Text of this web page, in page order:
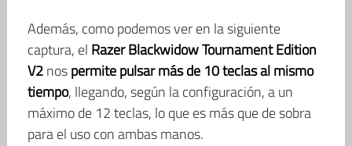
Además, como podemos ver en la siguiente
captura, el Razer Blackwidow Tournament Edition
V2nospermite pulsar más de 10 teclas al mismo
tiempo, llegando, según la configuración, a un
máximo de 12 teclas, lo que es más que de sobra
para el uso con ambas manos.